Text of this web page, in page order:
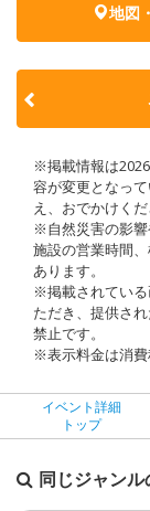
地図
※掲載情報は
容が変更となっ
え、おでかけくだ
※自然災害の影響
施設の営業時間
あります。
※掲載されてい
ただき、提供さ
禁止です。
※表示料金は消費
イベント詳細
トップ
同じジャンル